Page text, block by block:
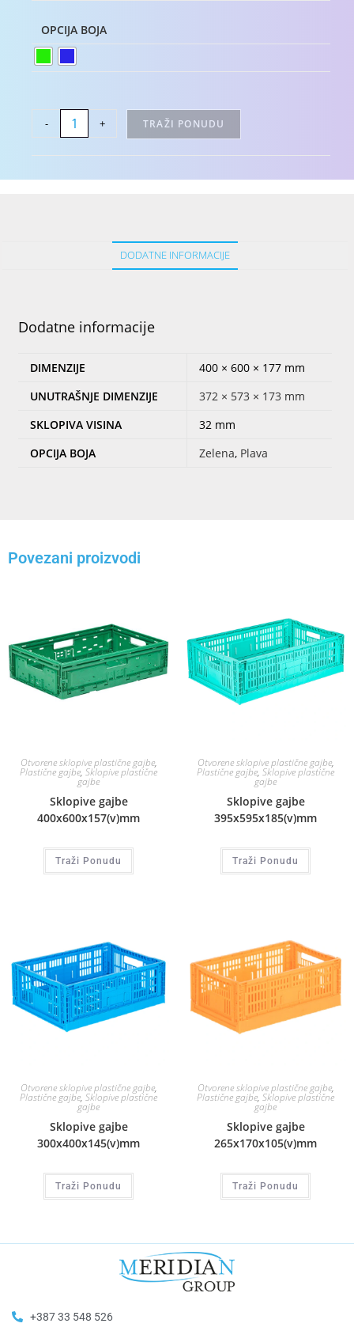
OPCIJA BOJA
- + TRAŽI PONUDU
DODATNE INFORMACIJE
Dodatne informacije
DIMENZIJE
400 × 600 × 177 mm
UNUTRAŠNJE DIMENZIJE
372 × 573 × 173 mm
SKLOPIVA VISINA
32 mm
OPCIJA BOJA
Zelena, Plava
Povezani proizvodi
Otvorene sklopive plastične gajbe,
Plastične gajbe, Sklopive plastične
gajbe
Sklopive gajbe
400x600x157(v)mm
Traži Ponudu
Otvorene sklopive plastične gajbe,
Plastične gajbe, Sklopive plastične
gajbe
Sklopive gajbe
395x595x185(v)mm
Traži Ponudu
Otvorene sklopive plastične gajbe,
Plastične gajbe, Sklopive plastične
gajbe
Sklopive gajbe
300x400x145(v)mm
Traži Ponudu
Otvorene sklopive plastične gajbe,
Plastične gajbe, Sklopive plastične
gajbe
Sklopive gajbe
265x170x105(v)mm
Traži Ponudu
+387 33 548 526